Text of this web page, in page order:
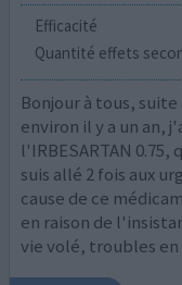
Efficacité
Quantité effets
Bonjour à tous,
environ il y a un an,
l'IRBESARTAN
suis allé 2 fois aux
cause de ce
en raison de
vie volé, troubles